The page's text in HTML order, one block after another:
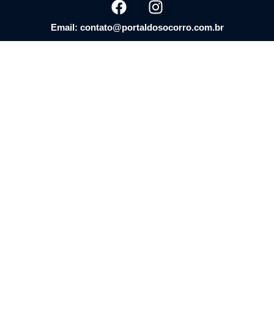
Email: contato@portaldosocorro.com.br